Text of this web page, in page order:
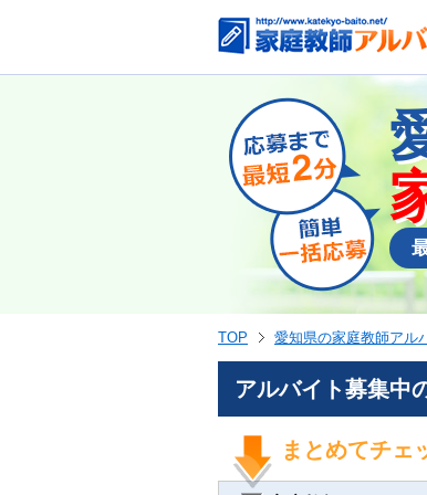
TOP 愛知県の家庭教師アル
アルバイト募集中
まとめてチェ